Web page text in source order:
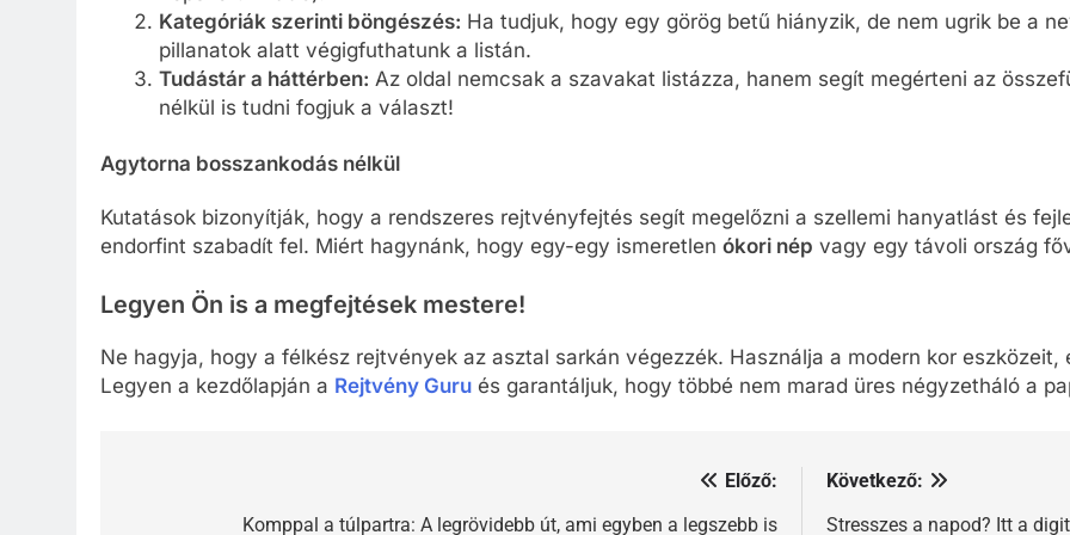
Kategóriák szerinti böngészés: Ha tudjuk, hogy egy görög betű hiányzik, de nem ugrik be a
pillanatok alatt végigfuthatunk a listán.
Tudástár a háttérben: Az oldal nemcsak a szavakat listázza, hanem segít megérteni az
nélkül is tudni fogjuk a választ!
Agytorna bosszankodás nélkül
Kutatások bizonyítják, hogy a rendszeres rejtvényfejtés segít megelőzni a szellemi hanyatlást és
endorfint szabadít fel. Miért hagynánk, hogy egy-egy ismeretlen ókori nép vagy egy távoli ország
Legyen Ön is a megfejtések mestere!
Ne hagyja, hogy a félkész rejtvények az asztal sarkán végezzék. Használja a modern kor
Legyen a kezdőlapján a Rejtvény Guru és garantáljuk, hogy többé nem marad üres négyzetháló a
Előző:
Komppal a túlpartra: A legrövidebb út, ami egyben a legszebb is
Következő:
Stresszes a napod? Itt a